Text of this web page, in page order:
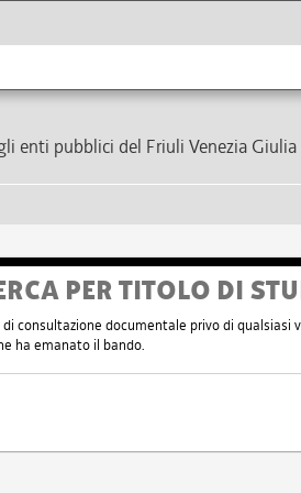
enti pubblici del Friuli Venezia Giulia
PER TITOLO DI
consultazione documentale privo di qualsiasi
ha emanato il bando.